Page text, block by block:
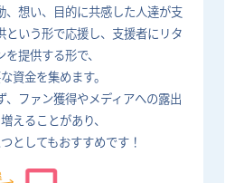
、想い、目的に共感した人達が支
という形で応援し、支援者にリタ
を提供する形で、
資金を集めます。
、ファン獲得やメディアへの露出
えることがあり、
としてもおすすめです！